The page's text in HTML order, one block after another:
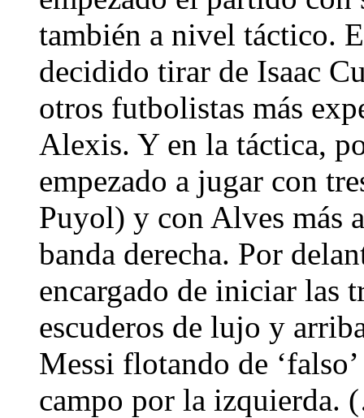
también a nivel táctico.
decidido tirar de Isaac
otros futbolistas más
Alexis. Y en la táctica,
empezado a jugar con
Puyol) y con Alves más
banda derecha. Por
encargado de iniciar las
escuderos de lujo y
Messi flotando de
campo por la izquierda.